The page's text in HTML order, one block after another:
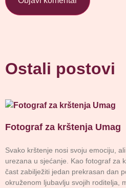
Ostali postovi
Fotograf za krštenja Umag
Svako krštenje nosi svoju emociju,
urezana u sjećanje. Kao fotograf za
čast zabilježiti jedan prekrasan dan
okruženom ljubavlju svojih roditelja,